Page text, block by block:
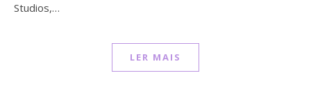
Studios,…
LER MAIS